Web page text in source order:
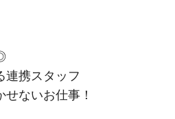
連携スタッフ
ないお仕事！